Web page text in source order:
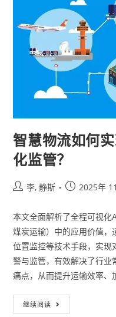
智慧物流如何
化监管？
李, 静斯 2025年
本文全面解析了全程可视化
煤炭运输）中的应用价值，
位置监控等技术手段，实
警与监管，有效解决了行
痛点，从而提升运输效率、
继续阅读